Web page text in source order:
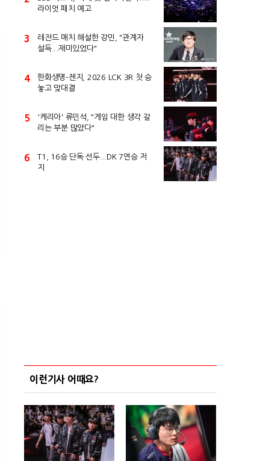
라이엇 패치 예고
3
레전드 매치 해설한 강민, "관계자
설득...재미있었다"
4
한화생명-젠지, 2026 LCK 3R 첫 승
놓고 맞대결
5
'케리아' 류민석, "게임 대한 생각 갈
리는 부분 많았다"
6
T1, 16승 단독 선두...DK 7연승 저
지
이런기사 어때요?